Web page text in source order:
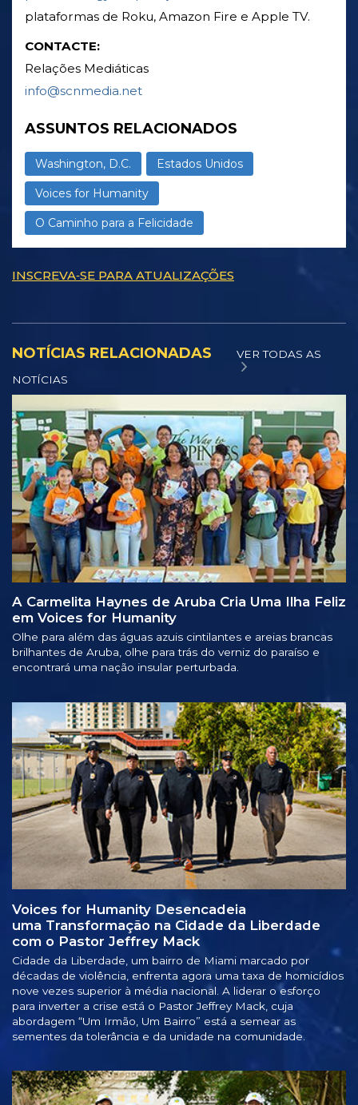
plataformas de Roku, Amazon Fire e Apple TV.
CONTACTE:
Relações Mediáticas
info@scnmedia.net
ASSUNTOS RELACIONADOS
Washington, D.C. Estados Unidos
Voices for Humanity
O Caminho para a Felicidade
INSCREVA‑SE PARA ATUALIZAÇÕES
NOTÍCIAS RELACIONADAS
VER TODAS AS
NOTÍCIAS
A Carmelita Haynes de Aruba Cria Uma Ilha Feliz
em Voices for Humanity
Olhe para além das águas azuis cintilantes e areias brancas
brilhantes de Aruba, olhe para trás do verniz do paraíso e
encontrará uma nação insular perturbada.
Voices for Humanity Desencadeia
uma Transformação na Cidade da Liberdade
com o Pastor Jeffrey Mack
Cidade da Liberdade, um bairro de Miami marcado por
décadas de violência, enfrenta agora uma taxa de homicídios
nove vezes superior à média nacional. A liderar o esforço
para inverter a crise está o Pastor Jeffrey Mack, cuja
abordagem “Um Irmão, Um Bairro” está a semear as
sementes da tolerância e da unidade na comunidade.